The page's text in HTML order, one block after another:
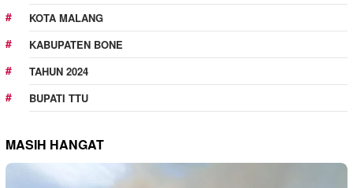
KOTA MALANG
KABUPATEN BONE
TAHUN 2024
BUPATI TTU
MASIH HANGAT